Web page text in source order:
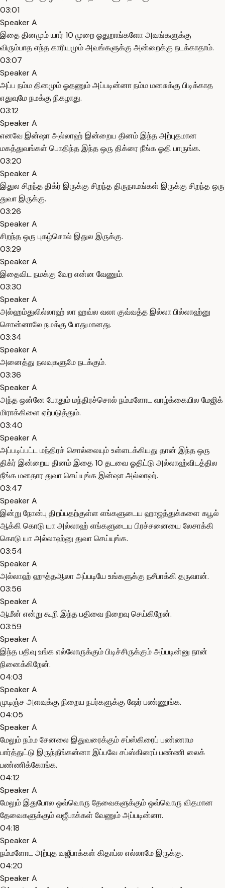
03:01
Speaker A
இதை தினமும் யார் 10 முறை ஓதுறாங்களோ அவங்களுக்கு
விரும்பாத எந்த காரியமும் அவங்களுக்கு அன்றைக்கு நடக்காதாம்.
03:07
Speaker A
அப்ப நம்ம தினமும் ஓதணும் அப்படின்னா நம்ம மனசுக்கு பிடிக்காத
எதுவுமே நமக்கு நிகழாது.
03:12
Speaker A
எனவே இன்ஷா அல்லாஹ் இன்றைய தினம் இந்த அற்புதமான
மகத்துவங்கள் பொதிந்த இந்த ஒரு திக்ரை நீங்க ஓதி பாருங்க.
03:20
Speaker A
இதுல சிறந்த திக்ர் இருக்கு சிறந்த திருநாமங்கள் இருக்கு சிறந்த ஒரு
துவா இருக்கு.
03:26
Speaker A
சிறந்த ஒரு புகழ்சொல் இதுல இருக்கு.
03:29
Speaker A
இதைவிட நமக்கு வேற என்ன வேணும்.
03:30
Speaker A
அல்ஹம்துலில்லாஹ் லா ஹவ்ல வலா குவ்வத்த இல்லா பில்லாஹ்னு
சொன்னாலே நமக்கு போதுமானது.
03:34
Speaker A
அனைத்து நலவுகளுமே நடக்கும்.
03:36
Speaker A
அந்த ஒன்னே போதும் மந்திரச்சொல் நம்மளோட வாழ்க்கையில மேஜிக்
மிராக்கிளை ஏற்படுத்தும்.
03:40
Speaker A
அப்படிப்பட்ட மந்திரச் சொல்லையும் உள்ளடக்கியது தான் இந்த ஒரு
திக்ர் இன்றைய தினம் இதை 10 தடவை ஓதிட்டு அல்லாஹ்விடத்தில
நீங்க மனதார துவா செய்யுங்க இன்ஷா அல்லாஹ்.
03:47
Speaker A
இன்று நோன்பு திறப்பதற்குள்ள எங்களுடைய ஹாஜத்துக்களை கபூல்
ஆக்கி கொடு யா அல்லாஹ் எங்களுடைய பிரச்சனையை லேசாக்கி
கொடு யா அல்லாஹ்னு துவா செய்யுங்க.
03:54
Speaker A
அல்லாஹ் ஹுத்தஆலா அப்படியே உங்களுக்கு நசீபாக்கி தருவான்.
03:56
Speaker A
ஆமீன் என்று கூறி இந்த பதிவை நிறைவு செய்கிறேன்.
03:59
Speaker A
இந்த பதிவு உங்க எல்லோருக்கும் பிடிச்சிருக்கும் அப்படின்னு நான்
நினைக்கிறேன்.
04:03
Speaker A
முடிஞ்ச அளவுக்கு நிறைய நபர்களுக்கு ஷேர் பண்ணுங்க.
04:05
Speaker A
மேலும் நம்ம சேனலை இதுவரைக்கும் சப்ஸ்கிரைப் பண்ணாம
பார்த்துட்டு இருந்தீங்கன்னா இப்பவே சப்ஸ்கிரைப் பண்ணி லைக்
பண்ணிக்கோங்க.
04:12
Speaker A
மேலும் இதுபோல ஒவ்வொரு தேவைகளுக்கும் ஒவ்வொரு விதமான
தேவைகளுக்கும் வஜீபாக்கள் வேணும் அப்படின்னா.
04:18
Speaker A
நம்மளோட அற்புத வஜீபாக்கள் கிதாப்ல எல்லாமே இருக்கு.
04:20
Speaker A